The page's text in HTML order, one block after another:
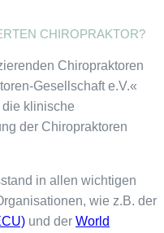
CHIROPRAKTOR?
Chiropraktoren
Gesellschaft e.V.«
klinische
der Chiropraktoren
in allen wichtigen
wie z.B. der
und der World